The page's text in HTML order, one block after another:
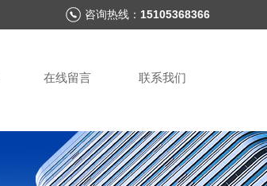
咨询热线： 15105368366
在线留言 联系我们